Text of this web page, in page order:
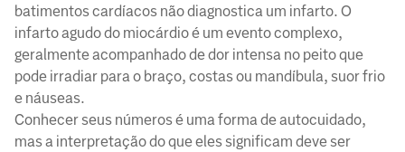
batimentos cardíacos não diagnostica um infarto. O
infarto agudo do miocárdio é um evento complexo,
geralmente acompanhado de dor intensa no peito que
pode irradiar para o braço, costas ou mandíbula, suor frio
e náuseas.
Conhecer seus números é uma forma de autocuidado,
mas a interpretação do que eles significam deve ser